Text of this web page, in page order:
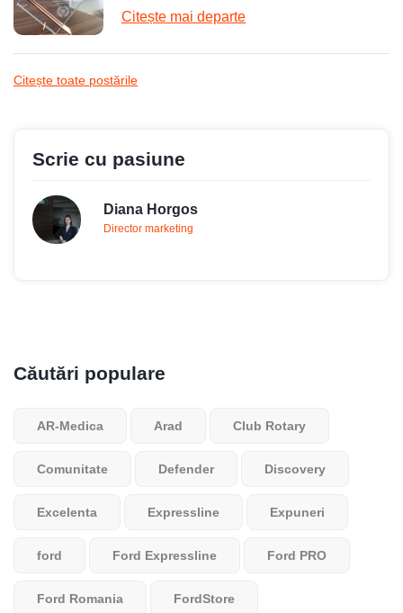
Citește mai departe
Citește toate postările
Scrie cu pasiune
Diana Horgos
Director marketing
Căutări populare
AR-Medica Arad Club Rotary
Comunitate Defender Discovery
Excelenta Expressline Expuneri
ford Ford Expressline Ford PRO
Ford Romania FordStore